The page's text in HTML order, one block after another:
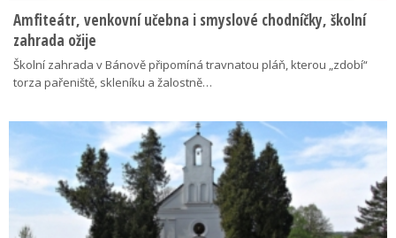
Amfiteátr, venkovní učebna i smyslové chodníčky, školní
zahrada ožije
Školní zahrada v Bánově připomíná travnatou pláň, kterou „zdobí“
torza pařeniště, skleníku a žalostně…